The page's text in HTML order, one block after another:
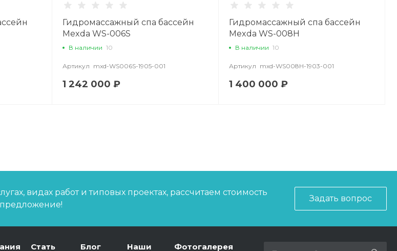
Гидромассажный спа бассейн
Mexda WS-006S
В наличии 10
Артикул mxd-WS006S-1905-001
1 242 000 ₽
Гидромассажный спа бассейн
Mexda WS-008H
В наличии 10
Артикул mxd-WS008H-1903-001
1 400 000 ₽
видах работ и типовых проектах, рассчитаем стоимость
Задать вопрос
Стать Блог Наши Фотогалерея